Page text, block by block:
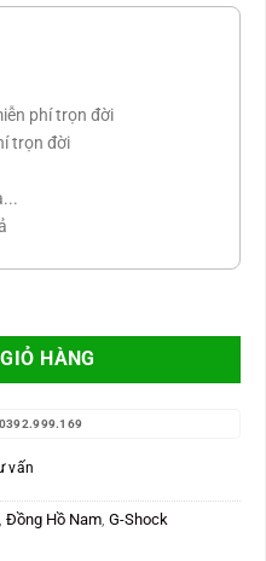
phí trọn đời
trọn đời
HÀNG
vấn
, Đồng Hồ Nam, G-Shock